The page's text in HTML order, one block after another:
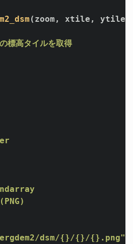
(zoom, xtile, ytile,
高タイルを取得
dsm/{}/{}/{}.png"